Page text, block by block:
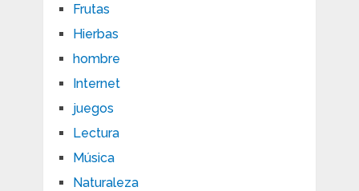
Frutas
Hierbas
hombre
Internet
juegos
Lectura
Música
Naturaleza